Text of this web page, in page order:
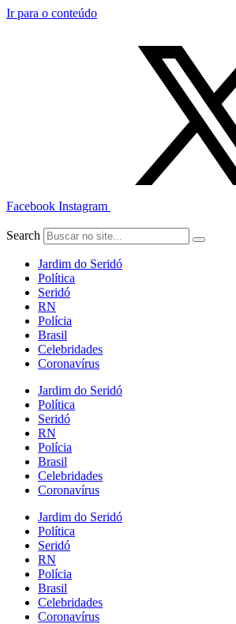
Ir para o conteúdo
Facebook Instagram
Search
Jardim do Seridó
Política
Seridó
RN
Polícia
Brasil
Celebridades
Coronavírus
Jardim do Seridó
Política
Seridó
RN
Polícia
Brasil
Celebridades
Coronavírus
Jardim do Seridó
Política
Seridó
RN
Polícia
Brasil
Celebridades
Coronavírus